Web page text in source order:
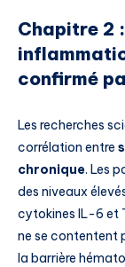
Chapitre 2
confirmé
Les recherches
corrélation entre
chronique. Les
des niveaux
cytokines IL-6 et
ne se contentent
la barrière